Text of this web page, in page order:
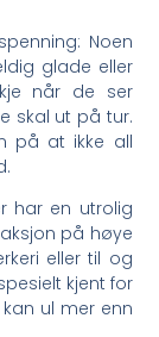
Noen
glade eller
når de ser
skal ut på tur.
på at ikke all
har en utrolig
på høye
eller til og
kjent for
ul mer enn